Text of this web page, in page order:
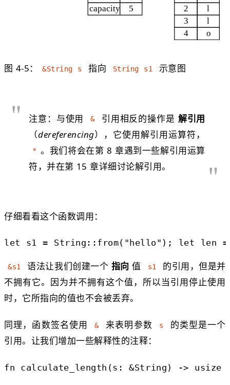
图 4-5： &String s 指向 String s1 示意图
注意：与使用 & 引用相反的操作是 解引用
（dereferencing），它使用解引用运算符，
* 。我们将会在第 8 章遇到一些解引用运算
符，并在第 15 章详细讨论解引用。
仔细看看这个函数调用：
let s1 = String :: from( "hello" ); let len
&s1 语法让我们创建一个 指向 值 s1
的引用，但是并
不拥有它。因为并不拥有这个值，所以当引用停止使用
时，它所指向的值也不会被丢弃。
同理，函数签名使用 & 来表明参数 s
的类型是一个
引用。让我们增加一些解释性的注释：
fn calculate_length (s: &String ) -> usize